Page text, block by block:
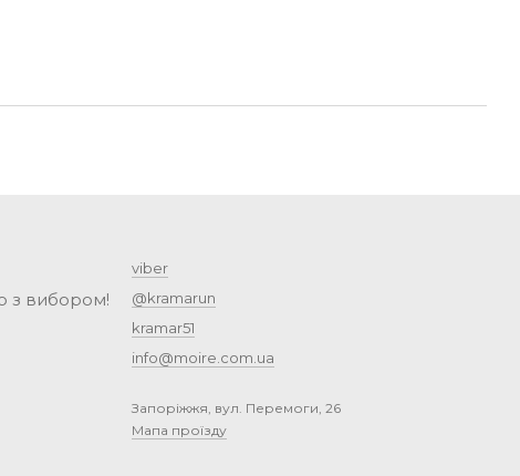
з вибором!
viber
@kramarun
kramar51
info@moire.com.ua
Запоріжжя, вул. Перемоги, 26
Мапа проїзду